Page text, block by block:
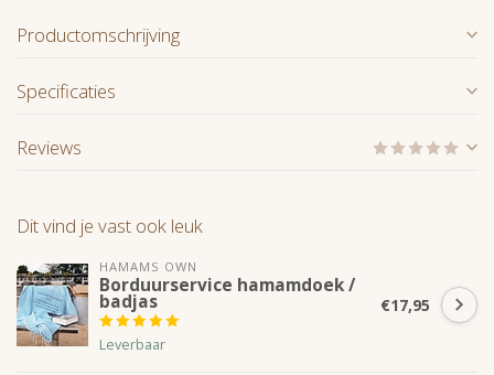
Productomschrijving
Specificaties
Reviews
Dit vind je vast ook leuk
HAMAMS OWN
Borduurservice hamamdoek /
badjas
Leverbaar
€17,95